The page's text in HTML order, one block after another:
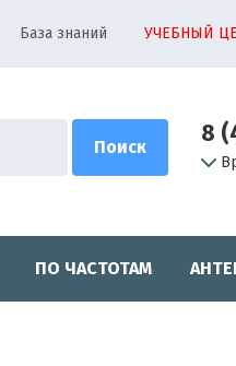
База знаний УЧЕБНЫЙ
8
ПО ЧАСТОТАМ